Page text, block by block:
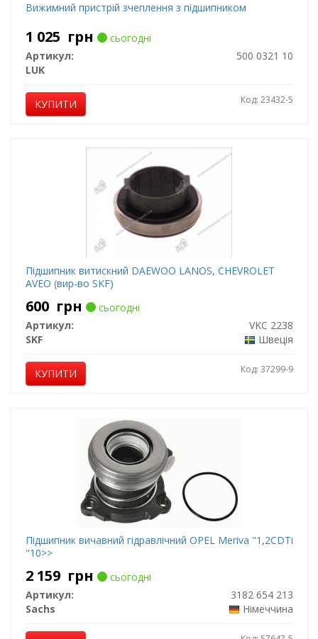
Вижимний пристрій зчеплення з підшипником
1 025 грн
сьогодні
Артикул:
500 0321 10
LUK
КУПИТИ Код: 23432-5
Підшипник витискний DAEWOO LANOS, CHEVROLET
AVEO (вир-во SKF)
600 грн
сьогодні
Артикул:
VKC 2238
SKF
Швеція
КУПИТИ Код: 37299-9
Підшипник вичавний гідравлічний OPEL Meriva "1,2CDTi
"10>>
2 159 грн
сьогодні
Артикул:
3182 654 213
Sachs
Німеччина